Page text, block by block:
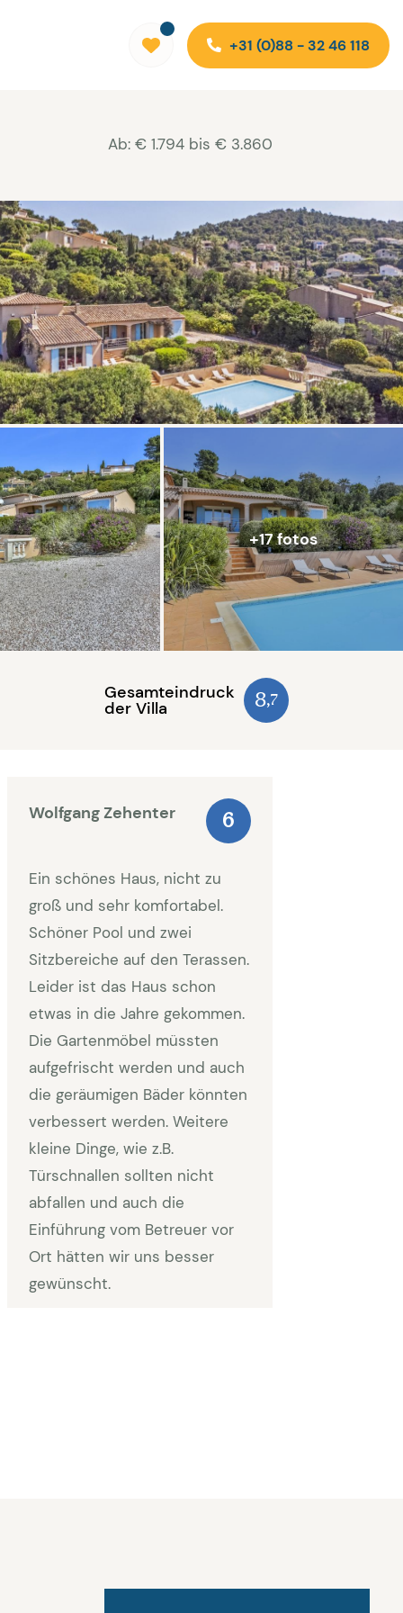
+31 (0)88 - 32 46 118
Ab: € 1.794 bis € 3.860
+17 fotos
Gesamteindruck
der Villa 8,7
Wolfgang Zehenter 6
Ein schönes Haus, nicht zu
groß und sehr komfortabel.
Schöner Pool und zwei
Sitzbereiche auf den Terassen.
Leider ist das Haus schon
etwas in die Jahre gekommen.
Die Gartenmöbel müssten
aufgefrischt werden und auch
die geräumigen Bäder könnten
verbessert werden. Weitere
kleine Dinge, wie z.B.
Türschnallen sollten nicht
abfallen und auch die
Einführung vom Betreuer vor
Ort hätten wir uns besser
gewünscht.